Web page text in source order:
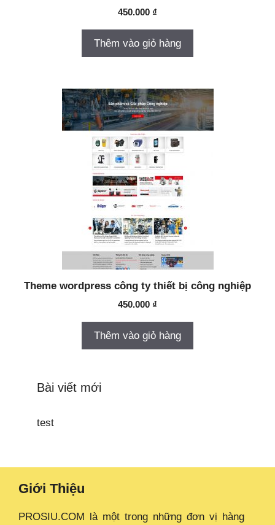
450.000 ₫
Thêm vào giỏ hàng
Theme wordpress công ty thiết bị công nghiệp
450.000 ₫
Thêm vào giỏ hàng
Bài viết mới
test
Giới Thiệu
PROSIU.COM là một trong những đơn vị hàng